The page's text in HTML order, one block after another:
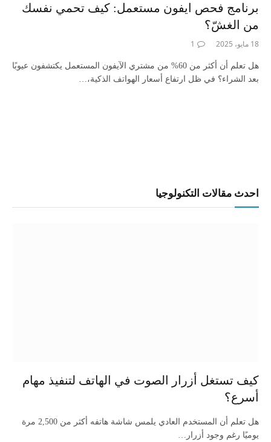
برنامج فحص ايفون مستعمل: كيف تحمي نفسك
من الغشّ؟
18 مايو، 2025 1
هل تعلم أن أكثر من 60% من مشتري الآيفون المستعمل يكتشفون عيوبًا
بعد الشراء؟ في ظل ارتفاع أسعار الهواتف الذكية،…
احدث مقالات التكنولوجيا
كيف تستغل أزرار الصوت في الهاتف لتنفيذ مهام
أسرع؟
هل تعلم أن المستخدم العادي يلمس شاشة هاتفه أكثر من 2,500 مرة
يوميًا رغم وجود أزرار…